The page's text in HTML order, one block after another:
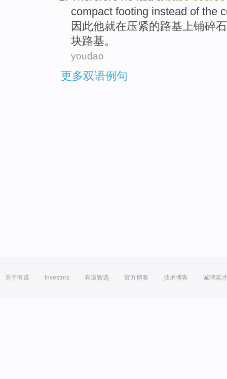
compact footing instead of the
因此他就在压紧的路基上铺碎石
块路基。
youdao
更多双语例句
关于有道 Investors 有道智选 官方博客 技术博客 诚聘英才